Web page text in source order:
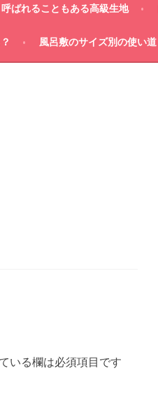
ばれることもある高級生地
風呂敷のサイズ別の使い道
いる欄は必須項目です